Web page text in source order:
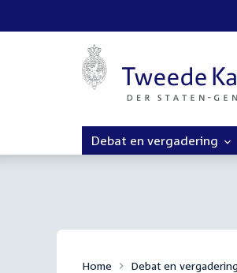
Debat en vergadering
Home Debat en